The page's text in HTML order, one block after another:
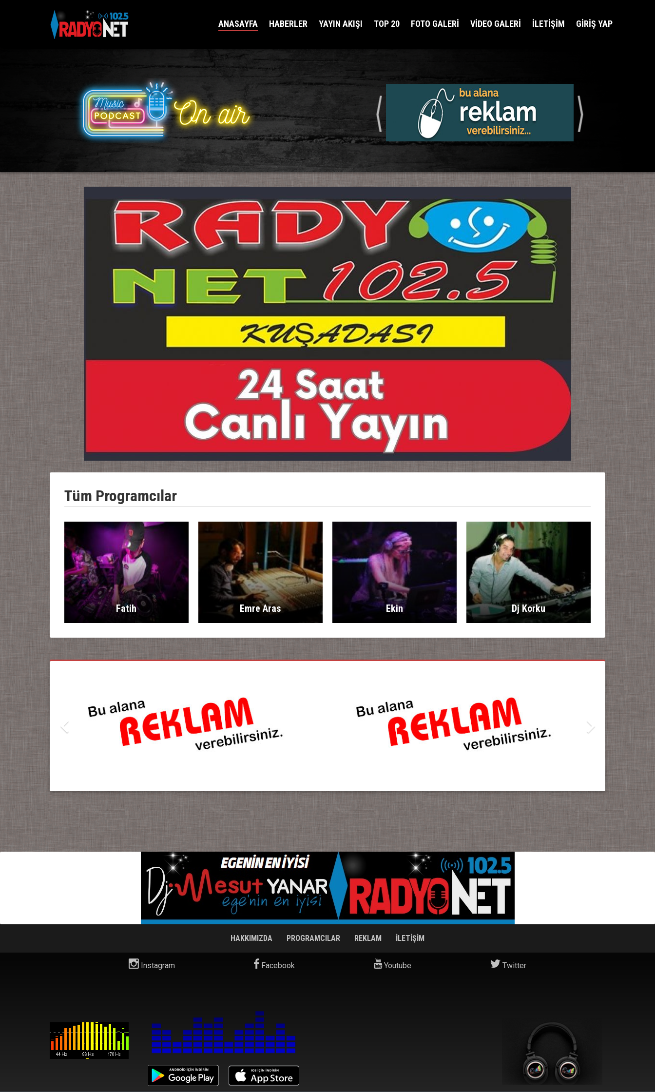
ANASAYFA HABERLER YAYIN AKIŞI TOP 20 FOTO GALERİ VİDEO GALERİ İLETİŞİM GİRİŞ YAP
Tüm Programcılar
Fatih Emre Aras Ekin Dj Korku
HAKKIMIZDA PROGRAMCILAR REKLAM İLETİŞİM
Instagram Facebook Youtube Twitter